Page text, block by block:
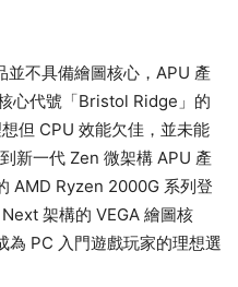
不具備繪圖核心，APU 產
心代號「Bristol Ridge」的
但 CPU 效能欠佳，並未能
新一代 Zen 微架構 APU 產
AMD Ryzen 2000G 系列登
架構的 VEGA 繪圖核
為 PC 入門遊戲玩家的理想選